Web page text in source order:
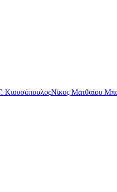
ΚιουσόπουλοςΝίκος Ματθαίου